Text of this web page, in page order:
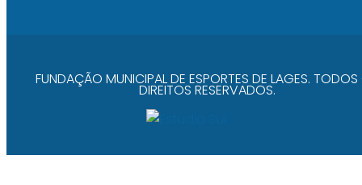
FUNDAÇÃO MUNICIPAL DE ESPORTES DE LAGES.
DIREITOS RESERVADOS.